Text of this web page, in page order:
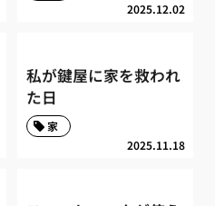
2025.12.02
私が鍵屋に家を救われ
た日
2025.11.18
家